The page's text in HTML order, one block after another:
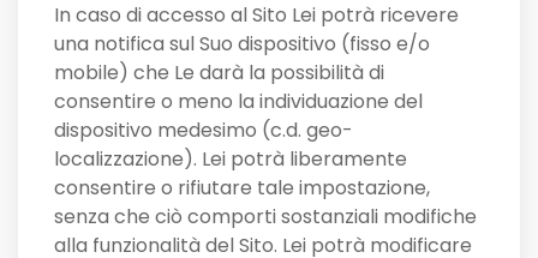
In caso di accesso al Sito Lei potrà ricevere
una notifica sul Suo dispositivo (fisso e/o
mobile) che Le darà la possibilità di
consentire o meno la individuazione del
dispositivo medesimo (c.d. geo-
localizzazione). Lei potrà liberamente
consentire o rifiutare tale impostazione,
senza che ciò comporti sostanziali modifiche
alla funzionalità del Sito. Lei potrà modificare